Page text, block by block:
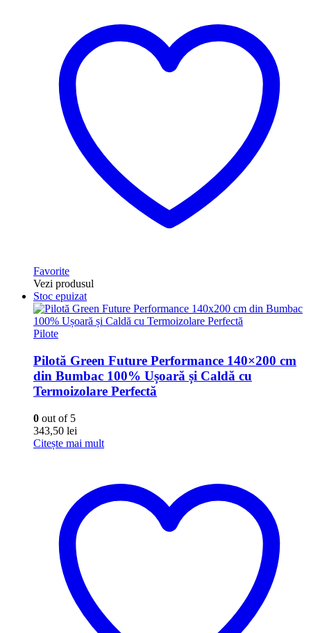
Favorite
Vezi produsul
Stoc epuizat
Pilote
Pilotă Green Future Performance 140×200 cm
din Bumbac 100% Ușoară și Caldă cu
Termoizolare Perfectă
0 out of 5
343,50 lei
Citește mai mult